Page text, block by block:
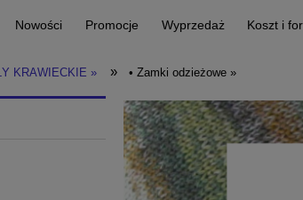
Nowości Promocje Wyprzedaż Koszt i
KRAWIECKIE » » • Zamki odzieżowe »